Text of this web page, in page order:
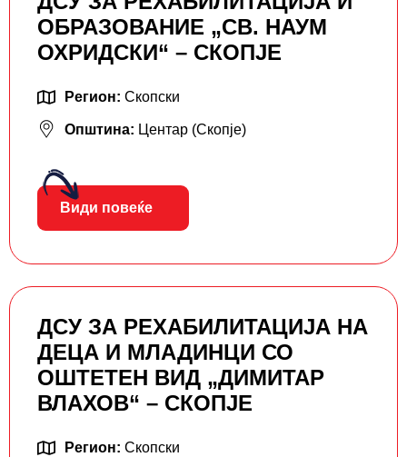
ОБРАЗОВАНИЕ „СВ. НАУМ
ОХРИДСКИ“ – СКОПЈЕ
Регион: Скопски
Општина: Центар (Скопје)
Види повеќе
ДСУ ЗА РЕХАБИЛИТАЦИЈА НА
ДЕЦА И МЛАДИНЦИ СО
ОШТЕТЕН ВИД „ДИМИТАР
ВЛАХОВ“ – СКОПЈЕ
Регион: Скопски